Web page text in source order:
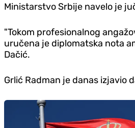
Ministarstvo Srbije navelo je
"Tokom profesionalnog
uručena je diplomatska nota
Dačić.
Grlić Radman je danas